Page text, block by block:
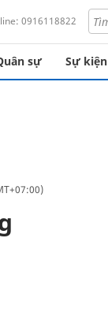
0916118822
sự Sự kiện